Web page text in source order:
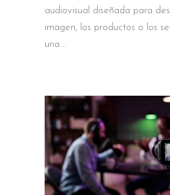
audiovisual diseñada para
imagen, los productos o los
una